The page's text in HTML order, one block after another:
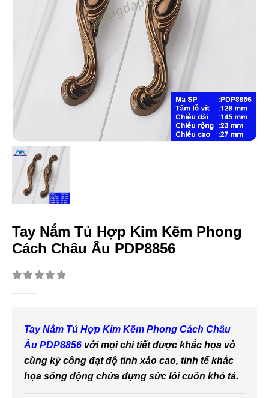
Tay Nắm Tủ Hợp Kim Kẽm Phong
Cách Châu Âu PDP8856
Tay Nắm Tủ Hợp Kim Kẽm Phong Cách Châu
Âu PDP8856 với mọi chi tiết được khắc họa vô
cùng kỳ công đạt độ tinh xảo cao, tinh tế khắc
họa sống động chứa đựng sức lôi cuốn khó tả.